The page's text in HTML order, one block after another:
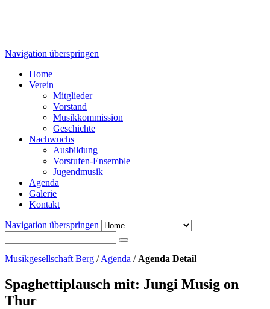
Navigation überspringen
Home
Verein
Mitglieder
Vorstand
Musikkommission
Geschichte
Nachwuchs
Ausbildung
Vorstufen-Ensemble
Jugendmusik
Agenda
Galerie
Kontakt
Navigation überspringen
Musikgesellschaft Berg /Agenda / Agenda Detail
Spaghettiplausch mit: Jungi Musig on
Thur